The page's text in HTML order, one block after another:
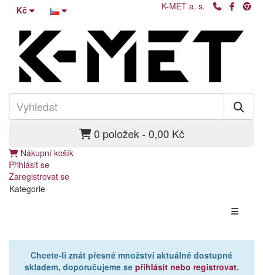
Kč K-MET a. s.
0 položek - 0,00 Kč
Nákupní košík
Přihlásit se
Zaregistrovat se
Kategorie
Chcete-li znát přesné množství aktuálně dostupné
skladem, doporučujeme se přihlásit nebo registrovat.